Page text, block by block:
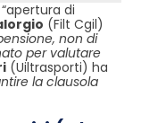
di
(Filt Cgil)
non di
per valutare
(Uiltrasporti) ha
la clausola